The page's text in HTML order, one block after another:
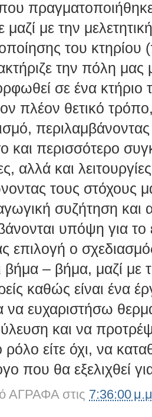
με την
του
την πόλη
σε ένα κτήριο
πλέον θετικό
περιλαμβάνοντας
περισσότερο
αλλά και
τους στόχους
συζήτηση
υπόψη για
επιλογή ο
βήμα – βήμα, μαζί με
καθώς είναι ένα
ευχαριστήσω
και να
ρόλο είτε όχι, να
που θα εξελιχθεί
ΑΓΡΑΦΑ στις 7:36:00